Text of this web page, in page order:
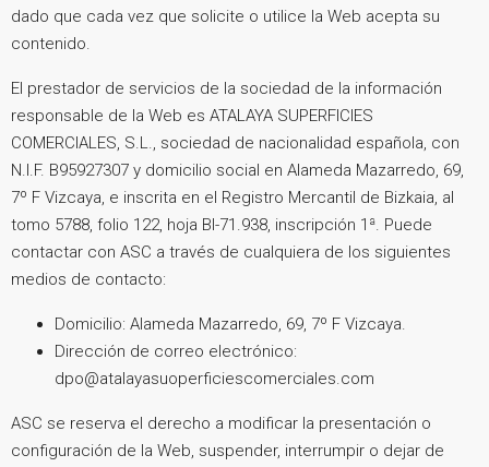
dado que cada vez que solicite o utilice la Web acepta su
contenido.
El prestador de servicios de la sociedad de la información
responsable de la Web es ATALAYA SUPERFICIES
COMERCIALES, S.L., sociedad de nacionalidad española, con
N.I.F. B95927307 y domicilio social en Alameda Mazarredo, 69,
7º F Vizcaya, e inscrita en el Registro Mercantil de Bizkaia, al
tomo 5788, folio 122, hoja BI-71.938, inscripción 1ª. Puede
contactar con ASC a través de cualquiera de los siguientes
medios de contacto:
Domicilio: Alameda Mazarredo, 69, 7º F Vizcaya.
Dirección de correo electrónico:
dpo@atalayasuoperficiescomerciales.com
ASC se reserva el derecho a modificar la presentación o
configuración de la Web, suspender, interrumpir o dejar de